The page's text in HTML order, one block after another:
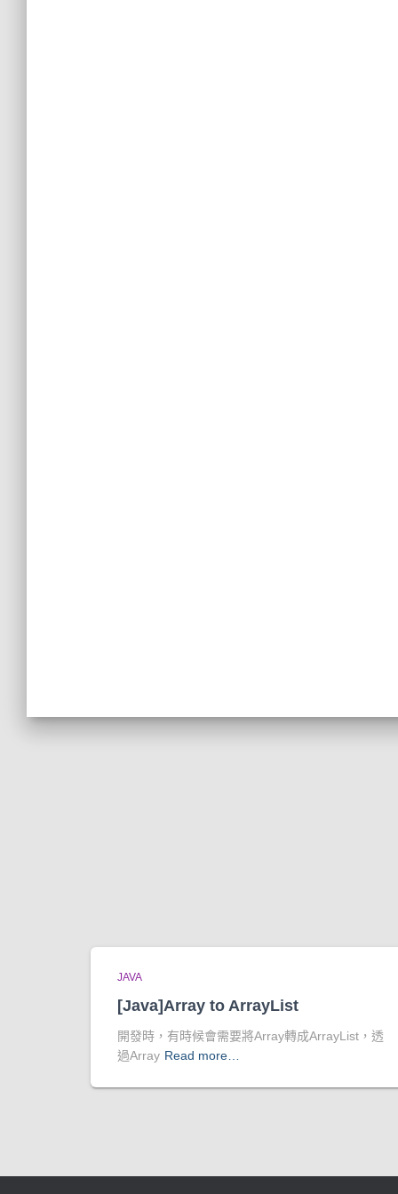
JAVA
[Java]Array to ArrayList
開發時，有時候會需要將Array轉成ArrayList，透
過Array Read more…